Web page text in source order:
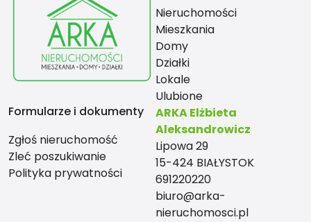
Nieruchomości
Mieszkania
Domy
Działki
Lokale
Ulubione
Formularze i dokumenty
Zgłoś nieruchomość
Zleć poszukiwanie
Polityka prywatności
ARKA Elżbieta
Aleksandrowicz
Lipowa 29
15-424 BIAŁYSTOK
691220220
biuro@arka-
nieruchomosci.pl